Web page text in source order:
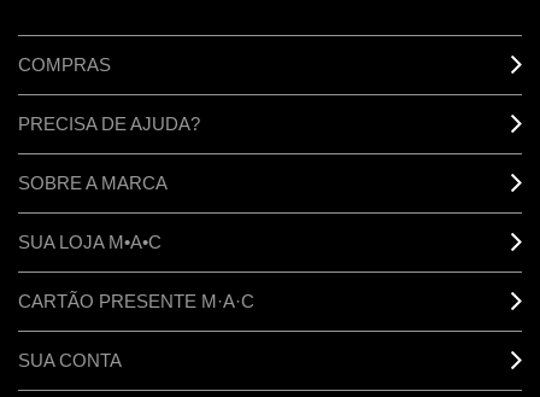
COMPRAS
PRECISA DE AJUDA?
SOBRE A MARCA
SUA LOJA M•A•C
CARTÃO PRESENTE M·A·C
SUA CONTA